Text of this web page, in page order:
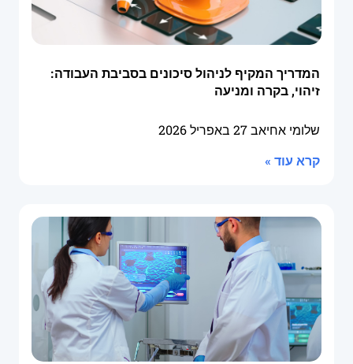
המדריך המקיף לניהול סיכונים בסביבת העבודה:
זיהוי, בקרה ומניעה
שלומי אחיאב27 באפריל 2026
קרא עוד »